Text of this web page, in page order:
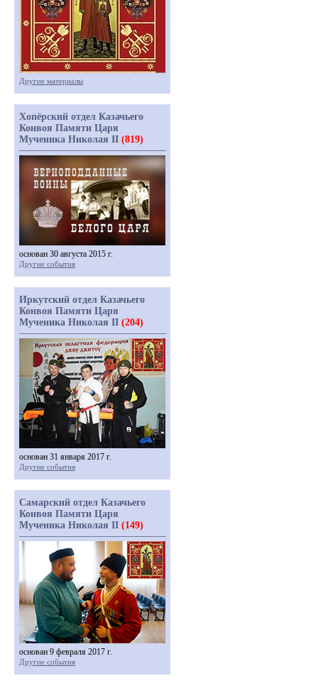
Другие материалы
Хопёрский отдел Казачьего
Конвоя Памяти Царя
Мученика Николая II (819)
основан 30 августа 2015 г.
Другие события
Иркутский отдел Казачьего
Конвоя Памяти Царя
Мученика Николая II (204)
основан 31 января 2017 г.
Другие события
Самарский отдел Казачьего
Конвоя Памяти Царя
Мученика Николая II (149)
основан 9 февраля 2017 г.
Другие события